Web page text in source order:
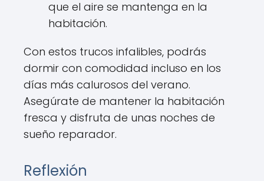
que el aire se mantenga en la
habitación.
Con estos trucos infalibles, podrás
dormir con comodidad incluso en los
días más calurosos del verano.
Asegúrate de mantener la habitación
fresca y disfruta de unas noches de
sueño reparador.
Reflexión